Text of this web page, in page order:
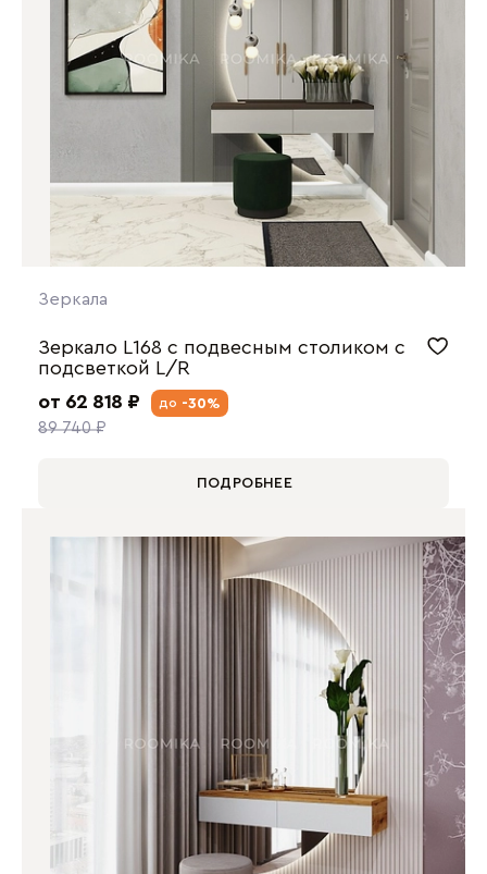
Зеркала
Зеркало L168 с подвесным столиком с
подсветкой L/R
от 62 818 ₽
89 740 ₽
до -30%
ПОДРОБНЕЕ